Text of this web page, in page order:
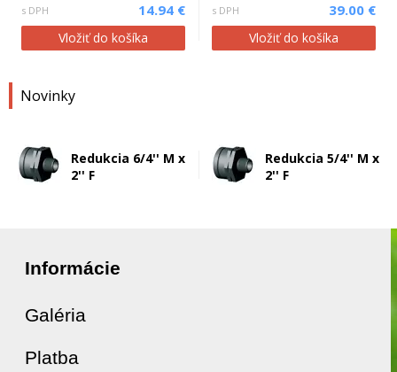
s DPH 14.94 €
Vložiť do košíka
s DPH 39.00 €
Vložiť do košíka
Novinky
Redukcia 6/4'' M x
2'' F
Redukcia 5/4'' M x
2'' F
Informácie
Galéria
Platba